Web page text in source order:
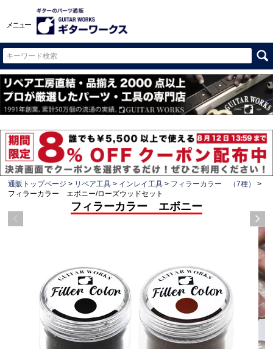
メニュー
通販トップページ リペア工具 インレイ工具
フィラーカラー （7種）
フィラーカラー エボニー/ローズウッドセット
フィラーカラー エボニー